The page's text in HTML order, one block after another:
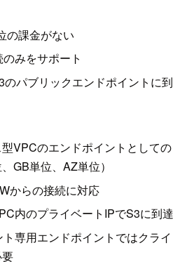
の課金がない
みをサポート
のパブリックエンドポイントに到
VPCのエンドポイントとしての
GB単位、AZ単位）
からの接続に対応
内のプライベートIPでS3に到達
専用エンドポイントではクライ